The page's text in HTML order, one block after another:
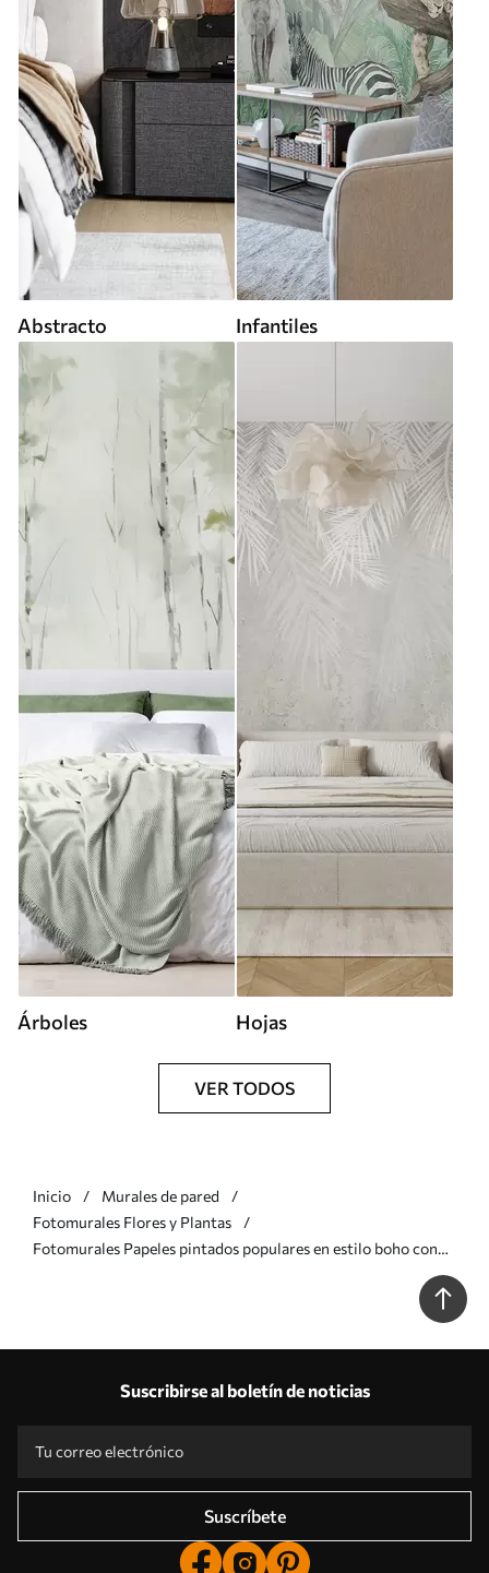
Abstracto Infantiles
Árboles Hojas
VER TODOS
Inicio
Murales de pared
Fotomurales Flores y Plantas
Fotomurales Papeles pintados populares en estilo boho con
Suscribirse al boletín de noticias
Suscríbete